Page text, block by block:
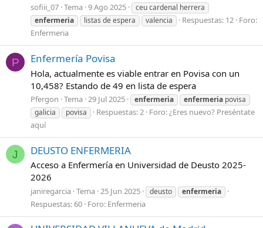
sofiii_07 Tema 9 Ago 2025
ceu cardenal herrera
enfermeria
listas de espera valencia Respuestas: 12 Foro:
Enfermeria
P Enfermería Povisa
Hola, actualmente es viable entrar en Povisa con un
10,458? Estando de 49 en lista de espera
Pfergon Tema 29 Jul 2025 enfermeria enfermeria povisa
galicia
povisa Respuestas: 2 Foro:¿Eres nuevo? Preséntate
aquí
J DEUSTO ENFERMERIA
Acceso a Enfermería en Universidad de Deusto 2025-
2026
janiregarcia Tema 25 Jun 2025 deusto enfermeria
Respuestas: 60 Foro: Enfermeria